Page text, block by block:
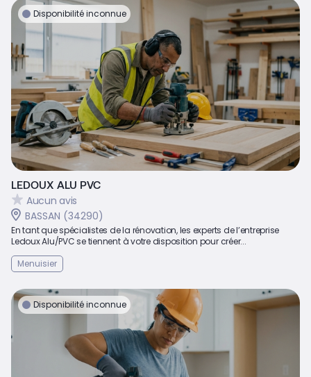
Disponibilité inconnue
LEDOUX ALU PVC
Aucun avis
BASSAN (34290)
En tant que spécialistes de la rénovation, les experts de l’entreprise
Ledoux Alu/PVC se tiennent à votre disposition pour créer...
Menuisier
Disponibilité inconnue